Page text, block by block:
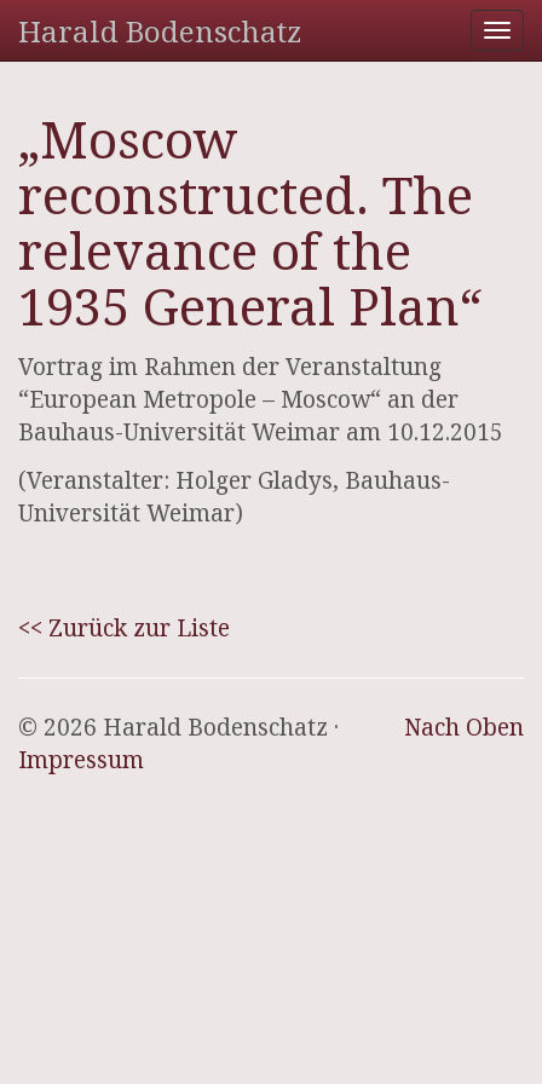
Harald Bodenschatz
„Moscow
reconstructed. The
relevance of the
1935 General Plan“
Vortrag im Rahmen der Veranstaltung
“European Metropole – Moscow“ an der
Bauhaus-Universität Weimar am 10.12.2015
(Veranstalter: Holger Gladys, Bauhaus-
Universität Weimar)
<< Zurück zur Liste
Nach Oben
© 2026 Harald Bodenschatz ·
Impressum